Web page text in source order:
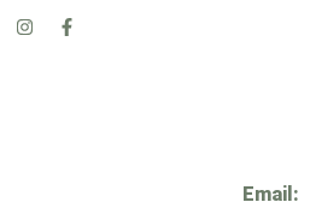
Email: